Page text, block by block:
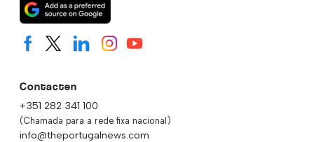
Contacten
+351 282 341 100
(Chamada para a rede fixa nacional)
info@theportugalnews.com